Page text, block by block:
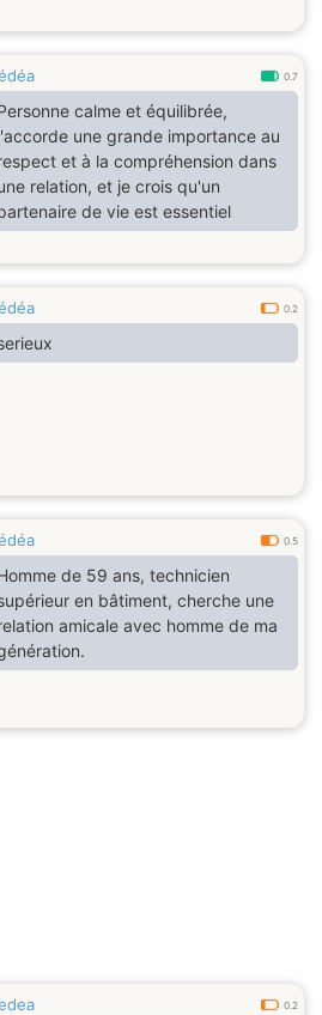
0.7
calme et équilibrée,
une grande importance au
et à la compréhension dans
relation, et je crois qu'un
de vie est essentiel
0.2
0.5
de 59 ans, technicien
en bâtiment, cherche une
amicale avec homme de ma
0.2